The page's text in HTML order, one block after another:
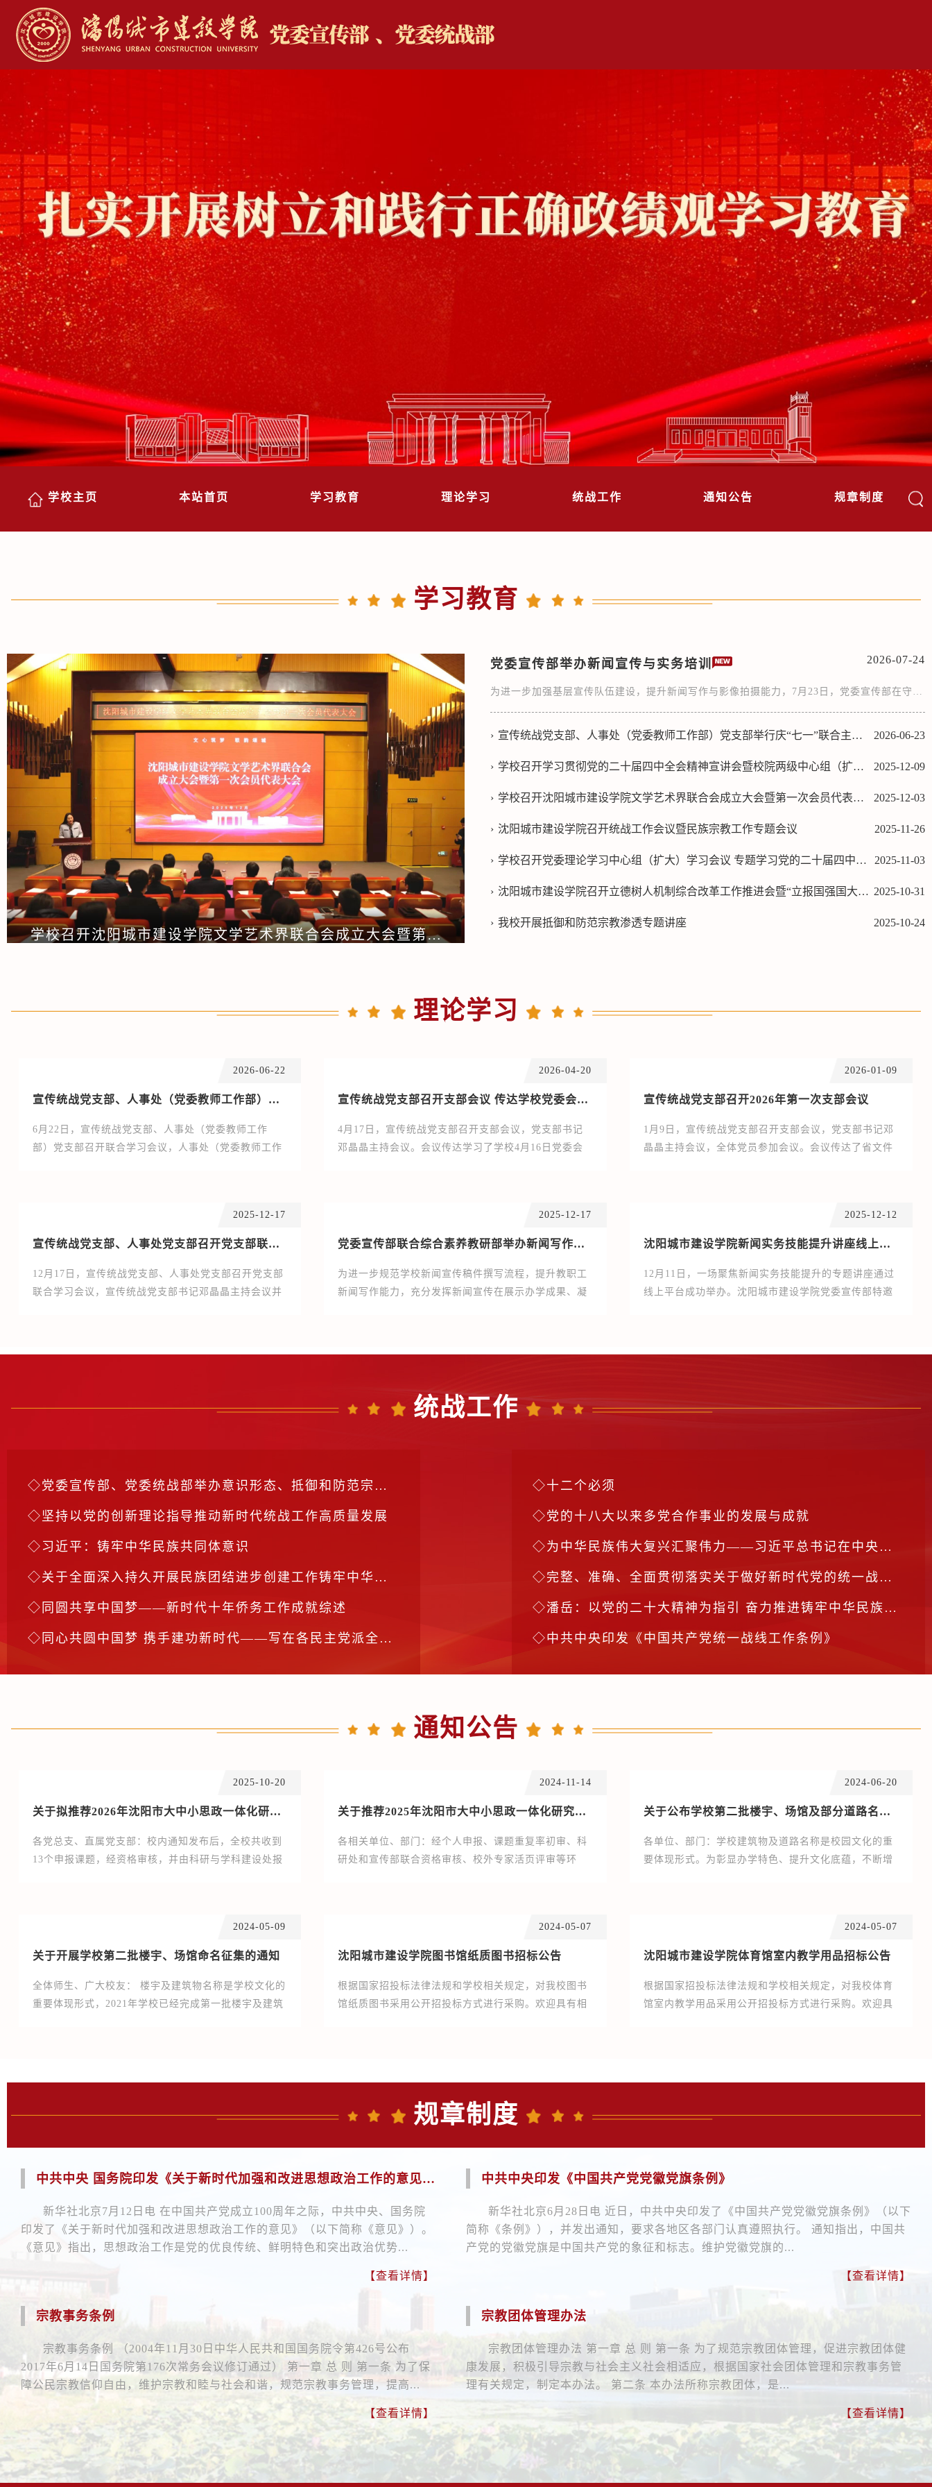
学校主页 本站首页 学习教育 理论学习 统战工作 通知公告 规章制度
学习教育
学校召开沈阳城市建设学院文学艺术界联合会成立大会暨第一次会员代表大会
2026-07-24
党委宣传部举办新闻宣传与实务培训
为进一步加强基层宣传队伍建设，提升新闻写作与影像拍摄能力，7月23日，党委宣传部在守正楼105会议室面向全校组织员开展新闻宣传写作与拍摄实务专题培训。党委宣传部部长邓晶晶主持培训。培训会特邀沈阳建筑大学党委宣传部新闻中心多媒体科科长赵天舒进行拍摄实务交流。赵天舒紧扣基层宣传工作实际，围绕摄影摄像技巧、校园拍摄要点等内容进行系统讲解。邓晶晶作新闻宣传分享。她结合一线新闻写作实际，围绕稿件选题构思、行文框架搭建、...
2026-06-23
宣传统战党支部、人事处（党委教师工作部）党支部举行庆“七一”联合主题党日活动
2025-12-09
学校召开学习贯彻党的二十届四中全会精神宣讲会暨校院两级中心组（扩大）学习会
2025-12-03
学校召开沈阳城市建设学院文学艺术界联合会成立大会暨第一次会员代表大会
2025-11-26
沈阳城市建设学院召开统战工作会议暨民族宗教工作专题会议
2025-11-03
学校召开党委理论学习中心组（扩大）学习会议 专题学习党的二十届四中全会精神
2025-10-31
沈阳城市建设学院召开立德树人机制综合改革工作推进会暨“立报国强国大志向 做挺膺担当奋斗者”宣传教育启动会
2025-10-24
我校开展抵御和防范宗教渗透专题讲座
理论学习
宣传统战党支部、人事处（党委教师工作部）党支部联合举办专题党课
6月22日，宣传统战党支部、人事处（党委教师工作
部）党支部召开联合学习会议，人事处（党委教师工作
为民初心 树立正确政绩观》为题讲授专题党课。她从政
绩为谁而树、树什么样的政绩、靠什么树政绩三个方
斗、对学校大局负责作为工作的出发点和落脚点，...
2026-06-22
宣传统战党支部召开支部会议 传达学校党委会会议精神
4月17日，宣传统战党支部召开支部会议，党支部书记
邓晶晶主持会议。会议传达学习了学校4月16日党委会
《习近平关于树立和践行正确政绩观论述摘编》。（撰
稿、摄影：李想；宣传员：金丹；审核：邓晶晶）
2026-04-20
宣传统战党支部召开2026年第一次支部会议
1月9日，宣传统战党支部召开支部会议，党支部书记邓
晶晶主持会议，全体党员参加会议。会议传达了省文件
2025年12月及2026年1月重点事项领学了“第一议题”。
（撰稿、摄影：李想；宣传员：金丹；审核：邓晶晶）
2026-01-09
宣传统战党支部、人事处党支部召开党支部联合学习会议
12月17日，宣传统战党支部、人事处党支部召开党支部
联合学习会议，宣传统战党支部书记邓晶晶主持会议并
2025-12-17
党委宣传部联合综合素养教研部举办新闻写作培训会
为进一步规范学校新闻宣传稿件撰写流程，提升教职工
新闻写作能力，充分发挥新闻宣传在展示办学成果、凝
大力支持表示衷心感谢，对各位老师主动提升宣传写作
能力的积极性予以肯定。...
2025-12-17
沈阳城市建设学院新闻实务技能提升讲座线上开讲
12月11日，一场聚焦新闻实务技能提升的专题讲座通过
线上平台成功举办。沈阳城市建设学院党委宣传部特邀
2025-12-12
统战工作
党委宣传部、党委统战部举办意识形态、抵御和防范宗教向学校渗透工作专题讲座
坚持以党的创新理论指导推动新时代统战工作高质量发展
习近平：铸牢中华民族共同体意识
关于全面深入持久开展民族团结进步创建工作铸牢中华民族共同体意识的意见
同圆共享中国梦——新时代十年侨务工作成就综述
同心共圆中国梦 携手建功新时代——写在各民主党派全国代表大会召开之际
十二个必须
党的十八大以来多党合作事业的发展与成就
为中华民族伟大复兴汇聚伟力——习近平总书记在中央统战工作会议上的重要讲话在统战系统中引发热烈反响
完整、准确、全面贯彻落实关于做好新时代党的统一战线工作的重要思想
潘岳：以党的二十大精神为指引 奋力推进铸牢中华民族共同体意识工作
中共中央印发《中国共产党统一战线工作条例》
通知公告
关于拟推荐2026年沈阳市大中小思政一体化研究课题的公示
各党总支、直属党支部：校内通知发布后，全校共收到
13个申报课题，经资格审核，并由科研与学科建设处报
何问题，请与党委宣传部李想老师联系（电话：
31969749）党委宣传部2025年10月20日
2025-10-20
关于推荐2025年沈阳市大中小思政一体化研究课题的通报
各相关单位、部门：经个人申报、课题重复率初审、科
研处和宣传部联合资格审核、校外专家活页评审等环
2024-11-14
关于公布学校第二批楼宇、场馆及部分道路名称的通知
各单位、部门：学校建筑物及道路名称是校园文化的重
要体现形式。为彰显办学特色、提升文化底蕴，不断增
命名及道路更名如下：一、第二批楼宇、场馆的命名及
释义1.F座右侧办公楼：守正楼名字取自校风：求真务
都有关于“守正”的论述，...
2024-06-20
关于开展学校第二批楼宇、场馆命名征集的通知
全体师生、广大校友： 楼宇及建筑物名称是学校文化的
重要体现形式，2021年学校已经完成第一批楼宇及建筑
2024-05-09
沈阳城市建设学院图书馆纸质图书招标公告
根据国家招投标法律法规和学校相关规定，对我校图书
馆纸质图书采用公开招投标方式进行采购。欢迎具有相
2024-05-07
沈阳城市建设学院体育馆室内教学用品招标公告
根据国家招投标法律法规和学校相关规定，对我校体育
馆室内教学用品采用公开招投标方式进行采购。欢迎具
2024-05-07
规章制度
中共中央 国务院印发《关于新时代加强和改进思想政治工作的意见》
新华社北京7月12日电 在中国共产党成立100周年之际，中共中央、国务院
印发了《关于新时代加强和改进思想政治工作的意见》（以下简称《意见》）。
《意见》指出，思想政治工作是党的优良传统、鲜明特色和突出政治优势...
【查看详情】
中共中央印发《中国共产党党徽党旗条例》
新华社北京6月28日电 近日，中共中央印发了《中国共产党党徽党旗条例》（以下
简称《条例》），并发出通知，要求各地区各部门认真遵照执行。 通知指出，中国共
产党的党徽党旗是中国共产党的象征和标志。维护党徽党旗的...
【查看详情】
宗教事务条例
宗教事务条例 （2004年11月30日中华人民共和国国务院令第426号公布
2017年6月14日国务院第176次常务会议修订通过） 第一章 总 则 第一条 为了保
障公民宗教信仰自由，维护宗教和睦与社会和谐，规范宗教事务管理，提高...
【查看详情】
宗教团体管理办法
宗教团体管理办法 第一章 总 则 第一条 为了规范宗教团体管理，促进宗教团体健
康发展，积极引导宗教与社会主义社会相适应，根据国家社会团体管理和宗教事务管
理有关规定，制定本办法。 第二条 本办法所称宗教团体，是...
【查看详情】